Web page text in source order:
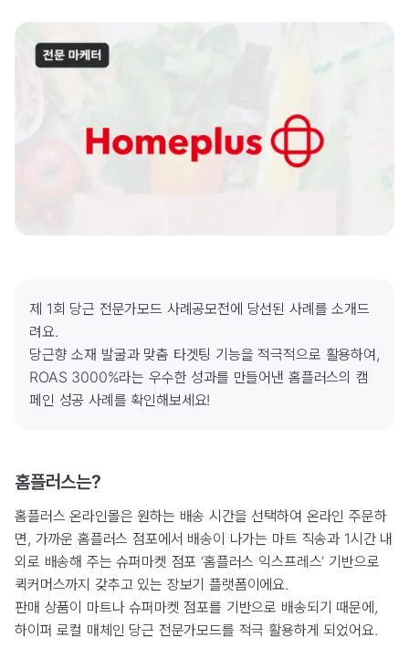
제 1회 당근 전문가모드 사례공모전에 당선된 사례를 소개드
려요.
당근향 소재 발굴과 맞춤 타겟팅 기능을 적극적으로 활용하여,
ROAS 3000%라는 우수한 성과를 만들어낸 홈플러스의 캠
페인 성공 사례를 확인해보세요!
홈플러스는?
홈플러스 온라인몰은 원하는 배송 시간을 선택하여 온라인 주문하
면, 가까운 홈플러스 점포에서 배송이 나가는 마트 직송과 1시간 내
외로 배송해 주는 슈퍼마켓 점포 ‘홈플러스 익스프레스’ 기반으로
퀵커머스까지 갖추고 있는 장보기 플랫폼이에요.
판매 상품이 마트나 슈퍼마켓 점포를 기반으로 배송되기 때문에,
하이퍼 로컬 매체인 당근 전문가모드를 적극 활용하게 되었어요.